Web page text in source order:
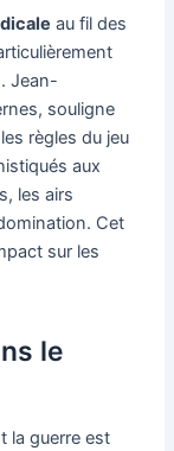
au fil des
Jean-
souligne
règles du jeu
aux
les airs
Cet
sur les
le
la guerre est